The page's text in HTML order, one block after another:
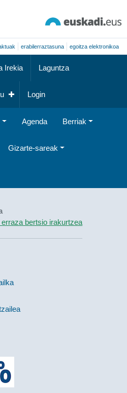
erabilerraztasuna egoitza elektronikoa
Irekia Laguntza
Login
Agenda Berriak
Gizarte-sareak
bertsio irakurtzea